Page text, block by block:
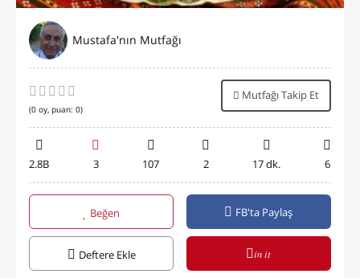
Mustafa'nın Mutfağı
(0 oy, puan: 0)
Mutfağı Takip Et
2.8B 3 107 2 17 dk. 6
Beğen FB'ta Paylaş
Deftere Ekle in it